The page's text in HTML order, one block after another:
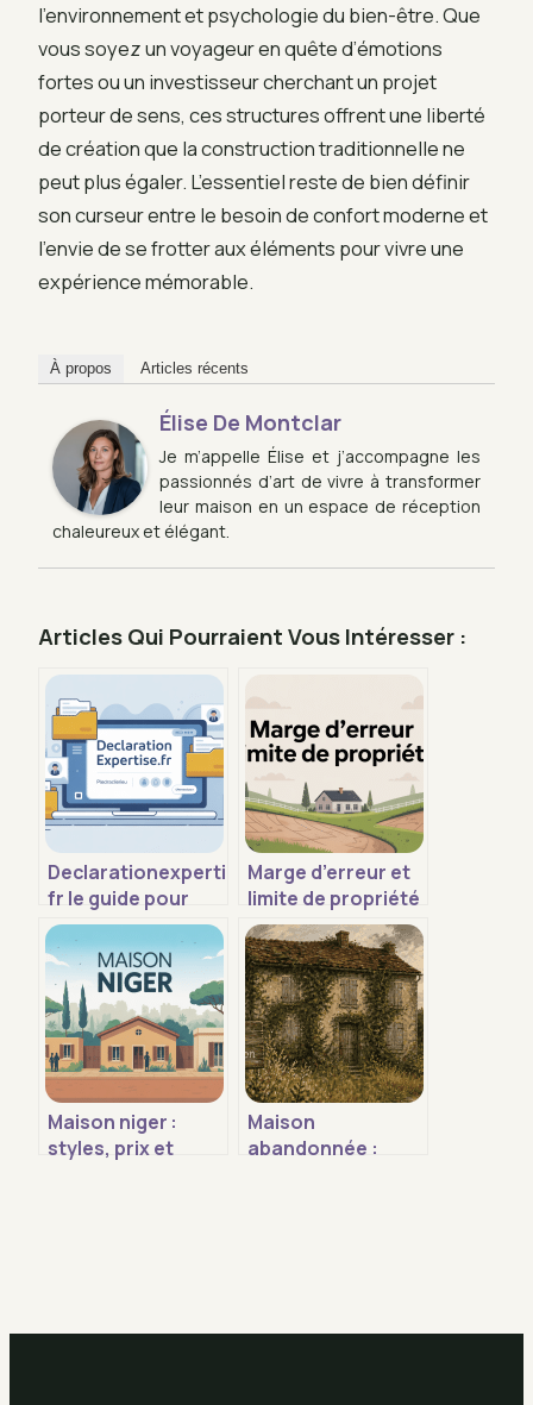
l’environnement et psychologie du bien-être. Que
vous soyez un voyageur en quête d’émotions
fortes ou un investisseur cherchant un projet
porteur de sens, ces structures offrent une liberté
de création que la construction traditionnelle ne
peut plus égaler. L’essentiel reste de bien définir
son curseur entre le besoin de confort moderne et
l’envie de se frotter aux éléments pour vivre une
expérience mémorable.
À propos Articles récents
Élise De Montclar
Je m’appelle Élise et j’accompagne les
passionnés d’art de vivre à transformer
leur maison en un espace de réception
chaleureux et élégant.
Articles Qui Pourraient Vous Intéresser :
Declarationexpertise
fr le guide pour
comprendre le site
et ses services
Marge d’erreur et
limite de propriété
: ce que vous
devez vraiment
savoir
Maison niger :
styles, prix et
Maison
abandonnée :